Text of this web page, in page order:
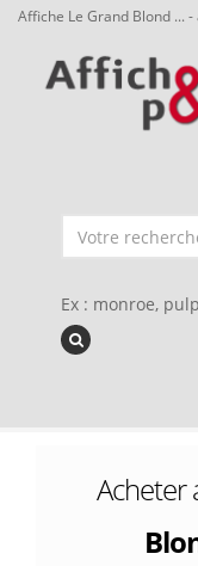
Affiche Le Grand Blond ...
Ex : monroe,
Acheter